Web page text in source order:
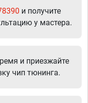
и получите
у мастера.
и приезжайте
чип тюнинга.